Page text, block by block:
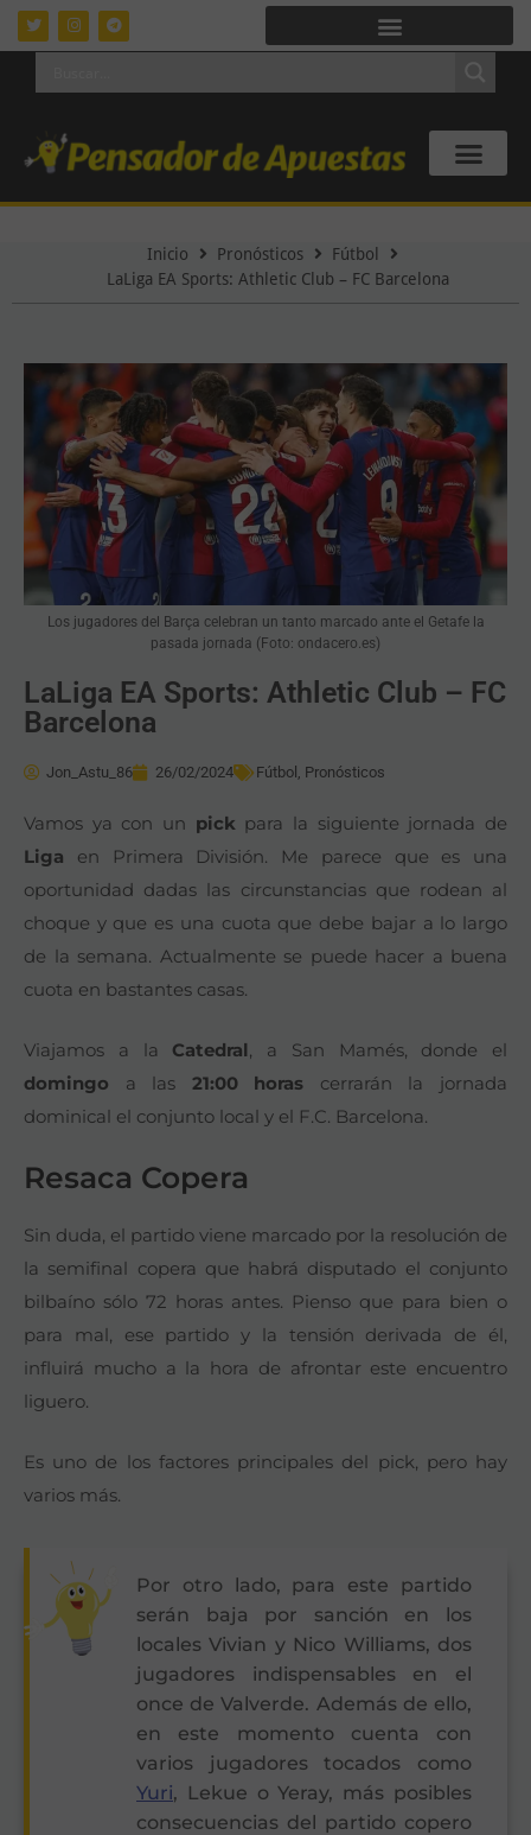
Inicio Pronósticos
Fútbol
LaLiga EA Sports: Athletic Club – FC Barcelona
Los jugadores del Barça celebran un tanto marcado ante el Getafe la
pasada jornada (Foto: ondacero.es)
LaLiga EA Sports: Athletic Club – FC
Barcelona
Jon_Astu_86 26/02/2024 Fútbol , Pronósticos
Vamos ya con un pickpara la siguiente jornada de
Liga en Primera División. Me parece que es una
oportunidad dadas las circunstancias que rodean al
choque y que es una cuota que debe bajar a lo largo
de la semana. Actualmente se puede hacer a buena
cuota en bastantes casas.
Viajamos a la Catedral, a San Mamés, donde el
domingo a las 21:00 horas cerrarán la jornada
dominical el conjunto local y el F.C. Barcelona.
Resaca Copera
Sin duda, el partido viene marcado por la resolución de
la semifinal copera que habrá disputado el conjunto
bilbaíno sólo 72 horas antes. Pienso que para bien o
para mal, ese partido y la tensión derivada de él,
influirá mucho a la hora de afrontar este encuentro
liguero.
Es uno de los factores principales del pick, pero hay
varios más.
Por otro lado, para este partido
serán baja por sanción en los
locales Vivian y Nico Williams, dos
jugadores indispensables en el
once de Valverde. Además de ello,
en este momento cuenta con
varios jugadores tocados como
Yuri, Lekue o Yeray, más posibles
consecuencias del partido copero